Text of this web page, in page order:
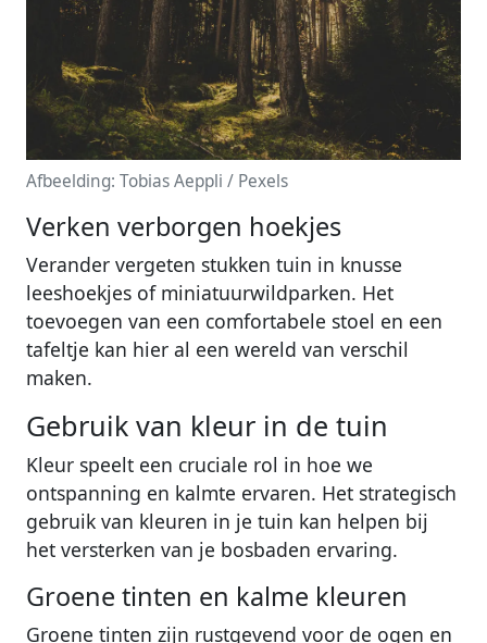
Afbeelding: Tobias Aeppli / Pexels
Verken verborgen hoekjes
Verander vergeten stukken tuin in knusse
leeshoekjes of miniatuurwildparken. Het
toevoegen van een comfortabele stoel en een
tafeltje kan hier al een wereld van verschil
maken.
Gebruik van kleur in de tuin
Kleur speelt een cruciale rol in hoe we
ontspanning en kalmte ervaren. Het strategisch
gebruik van kleuren in je tuin kan helpen bij
het versterken van je bosbaden ervaring.
Groene tinten en kalme kleuren
Groene tinten zijn rustgevend voor de ogen en